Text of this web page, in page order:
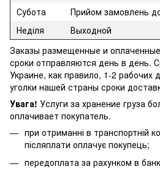
Субота
Прийом замовлень
Неділя
Выходной
Заказы размещенные и
сроки отправляются день в день.
Украине, как правило, 1-2
уголки нашей страны сроки
Увага! Услуги за хранение груза
оплачивает покупатель.
при отриманні в транспортній
післяплати оплачує покупець;
передоплата за рахунком в